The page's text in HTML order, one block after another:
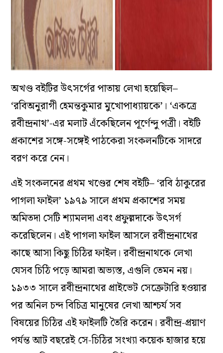
অখণ্ড বইটির উৎসর্গের পাতায় লেখা হয়েছিল–
‘রবিঅনুরাগী হেমন্তকুমার মুখোপাধ্যায়কে’। ‘একত্রে
রবীন্দ্রনাথ’-এর মলাট এঁকেছিলেন পূর্ণেন্দু পত্রী। বইটি
প্রকাশের সঙ্গে-সঙ্গেই পাঠকেরা সংকলনটিকে সাদরে
বরণ করে নেন।
এই সংকলনের প্রথম খণ্ডের শেষ বইটি– ‘রবি ঠাকুরের
পাগলা ফাইল’ ১৯৭৯ সালে প্রথম প্রকাশের সময়
অমিতদা সেটি শ্যামলদা এবং প্রফুল্লদাকে উৎসর্গ
করেছিলেন। এই পাগলা ফাইল আসলে রবীন্দ্রনাথের
কাছে আসা কিছু চিঠির ফাইল। রবীন্দ্রনাথকে লেখা
যেসব চিঠি পড়ে আমরা অভ্যস্ত, এগুলি তেমন নয়।
১৯৩৩ সালে রবীন্দ্রনাথের প্রাইভেট সেক্রেটারি হওয়ার
পর অনিল চন্দ বিচিত্র মানুষের লেখা আশ্চর্য সব
বিষয়ের চিঠির এই ফাইলটি তৈরি করেন। রবীন্দ্র-প্রয়াণ
পর্যন্ত আট বছরেই সে-চিঠির সংখ্যা কয়েক হাজার হয়ে